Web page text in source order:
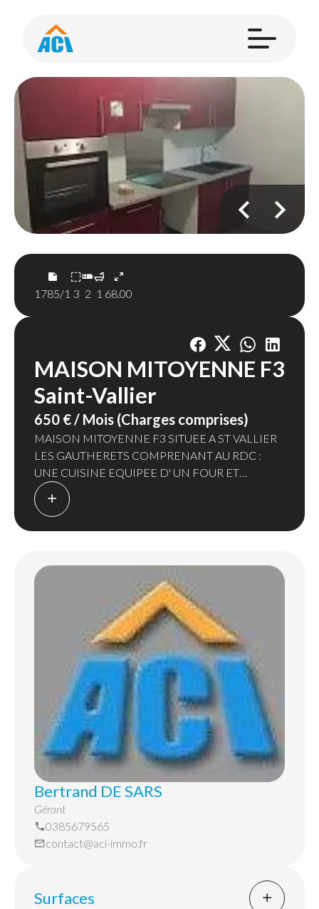
1785/1 3 2 1 68.00
MAISON MITOYENNE F3
Saint-Vallier
650 € / Mois (Charges comprises)
MAISON MITOYENNE F3 SITUEE A ST VALLIER
LES GAUTHERETS COMPRENANT AU RDC :
UNE CUISINE EQUIPEE D' UN FOUR ET
PLAQUE DE CUISSON - UN SEJOUR - SALLE DE
BAINS AVEC DOUCHE - AU 1ER ETAGE : DEUX
DES TRAVAUX SONT EN COURS ET LA MAISON
SERA DISPONIBLE A PARTIR DU 1/02/2024.
CHAUFFAGE INDIVIDUEL GAZ
LA PROVISION MENSUELLE DE 20€
COMPREND LES ORDURES MENAGERES ET
L'ENTRETIEN DE LA CHAUDIERE
Bertrand DE SARS
Gérant
0385679565
contact@aci-immo.fr
Surfaces